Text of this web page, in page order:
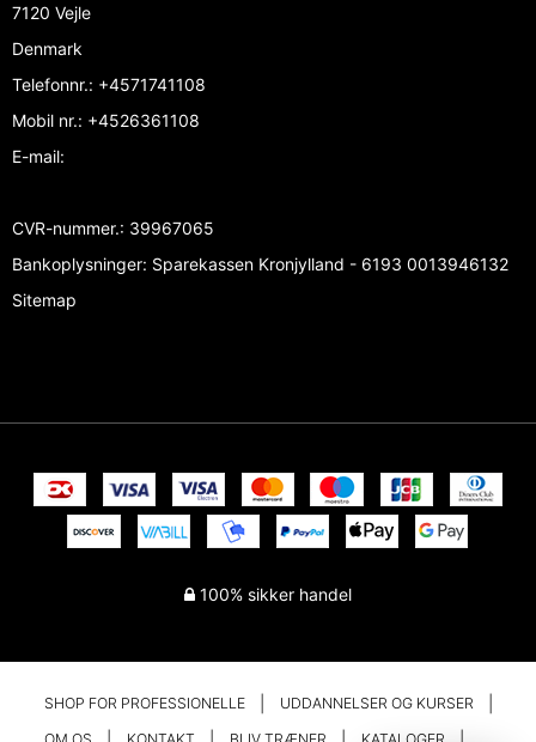
7120 Vejle
Denmark
Telefonnr.: +4571741108
Mobil nr.: +4526361108
E-mail:
CVR-nummer.: 39967065
Bankoplysninger: Sparekassen Kronjylland - 6193 0013946132
Sitemap
100% sikker handel
SHOP FOR PROFESSIONELLE UDDANNELSER OG KURSER